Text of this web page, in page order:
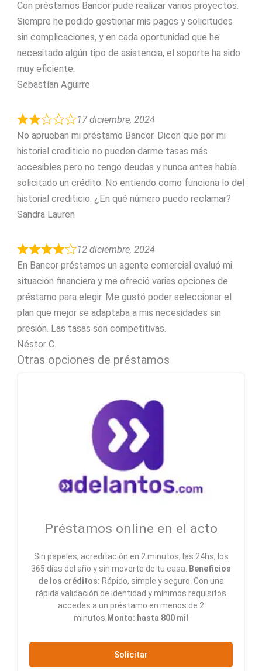
Con préstamos Bancor pude realizar varios proyectos.
Siempre he podido gestionar mis pagos y solicitudes
sin complicaciones, y en cada oportunidad que he
necesitado algún tipo de asistencia, el soporte ha sido
muy eficiente.
Sebastían Aguirre
17 diciembre, 2024
No aprueban mi préstamo Bancor. Dicen que por mi
historial crediticio no pueden darme tasas más
accesibles pero no tengo deudas y nunca antes había
solicitado un crédito. No entiendo como funciona lo del
historial crediticio. ¿En qué número puedo reclamar?
Sandra Lauren
12 diciembre, 2024
En Bancor préstamos un agente comercial evaluó mi
situación financiera y me ofreció varias opciones de
préstamo para elegir. Me gustó poder seleccionar el
plan que mejor se adaptaba a mis necesidades sin
presión. Las tasas son competitivas.
Néstor C.
Otras opciones de préstamos
Préstamos online en el acto
Sin papeles, acreditación en 2 minutos, las 24hs, los
365 días del año y sin moverte de tu casa.
Beneficios
de los créditos: Rápido, simple y seguro. Con una
rápida validación de identidad y mínimos requisitos
accedes a un préstamo en menos de 2
minutos. Monto: hasta 800 mil
Solicitar